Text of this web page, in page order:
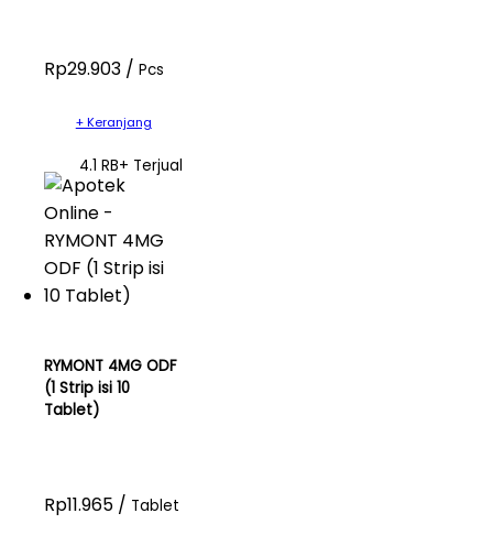
Rp29.903 / Pcs
+ Keranjang
4.1 RB+ Terjual
RYMONT 4MG ODF
(1 Strip isi 10
Tablet)
Rp11.965 / Tablet